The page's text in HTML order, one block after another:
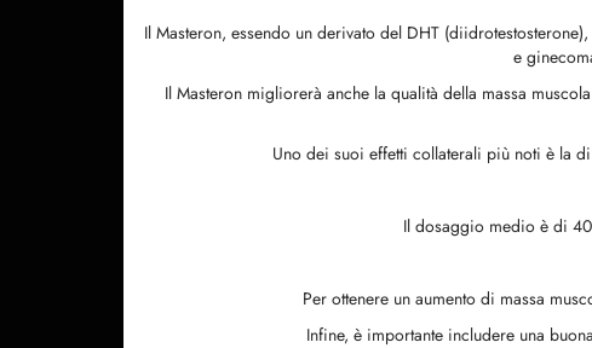
Il Masteron, essendo un derivato del DHT
e
Il Masteron migliorerà anche la qualità della massa
Uno dei suoi effetti collaterali più noti è la
Il dosaggio medio è di
Per ottenere un aumento di massa
Infine, è importante includere una